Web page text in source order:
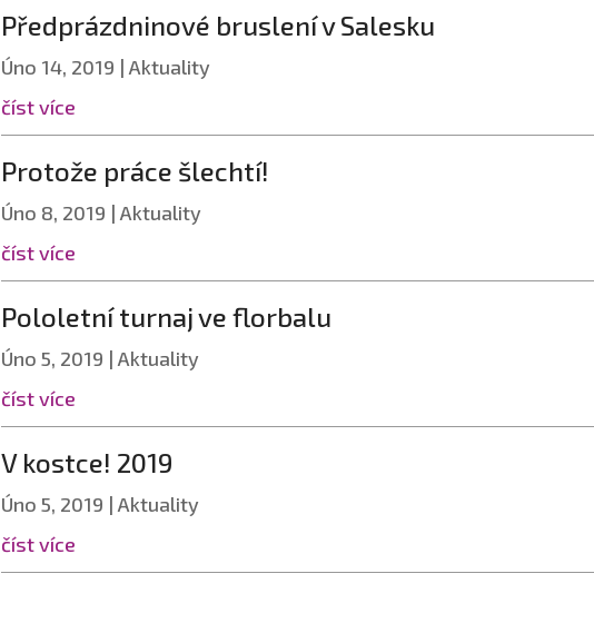
Předprázdninové bruslení v Salesku
Úno 14, 2019 | Aktuality
číst více
Protože práce šlechtí!
Úno 8, 2019 | Aktuality
číst více
Pololetní turnaj ve florbalu
Úno 5, 2019 | Aktuality
číst více
V kostce! 2019
Úno 5, 2019 | Aktuality
číst více